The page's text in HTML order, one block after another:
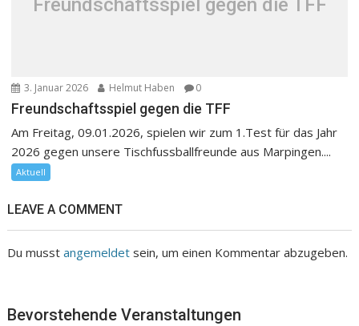
Freundschaftsspiel gegen die TFF
3. Januar 2026 Helmut Haben 0
Freundschaftsspiel gegen die TFF
Am Freitag, 09.01.2026, spielen wir zum 1.Test für das Jahr
2026 gegen unsere Tischfussballfreunde aus Marpingen....
Aktuell
LEAVE A COMMENT
Du musstangemeldet sein, um einen Kommentar abzugeben.
Bevorstehende Veranstaltungen